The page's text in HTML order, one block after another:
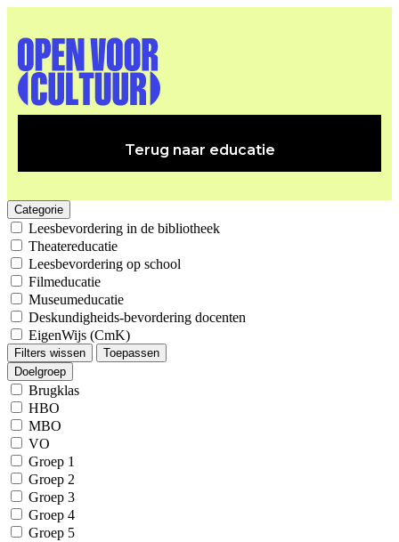
Terug naar educatie
Categorie
Leesbevordering in de bibliotheek
Theatereducatie
Leesbevordering op school
Filmeducatie
Museumeducatie
Deskundigheids-bevordering docenten
EigenWijs (CmK)
Filters wissen
Toepassen
Doelgroep
Brugklas
HBO
MBO
VO
Groep 1
Groep 2
Groep 3
Groep 4
Groep 5